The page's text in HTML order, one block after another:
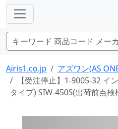
Airis1.co.jp
アズワン(AS
【受注停止】1-9005-32 イ
タイプ) SIW-450S(出荷前点